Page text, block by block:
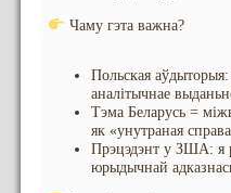
Чаму гэта важна?
Польская аўдыторыя:
аналітычнае
Тэма Беларусь =
як «унутраная
Прэцэдэнт у ЗША: я
юрыдычнай